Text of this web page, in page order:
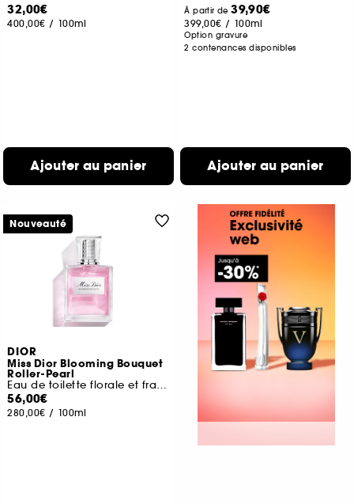
32,00€
400,00€ / 100ml
Ajouter au panier
À partir de39,90€
399,00€ / 100ml
Option gravure
2 contenances disponibles
Ajouter au panier
DIOR
Miss Dior Blooming Bouquet
Roller-Pearl
Eau de toilette florale et fraîche
56,00€
280,00€ / 100ml
Nouveauté